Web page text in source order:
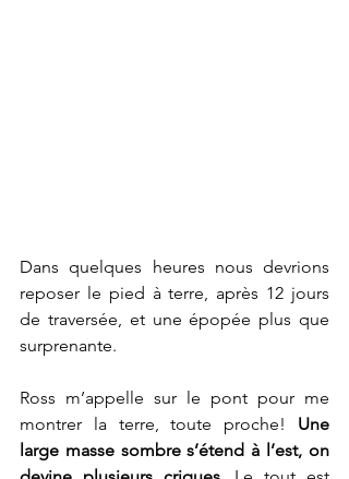
Dans quelques heures nous devrions
reposer le pied à terre, après 12 jours
de traversée, et une épopée plus que
surprenante.
Ross m’appelle sur le pont pour me
montrer la terre, toute proche! Une
large masse sombre s’étend à l’est, on